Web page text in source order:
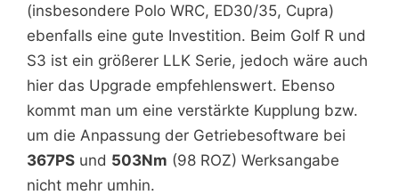
(insbesondere Polo WRC, ED30/35, Cupra)
ebenfalls eine gute Investition. Beim Golf R und
S3 ist ein größerer LLK Serie, jedoch wäre auch
hier das Upgrade empfehlenswert. Ebenso
kommt man um eine verstärkte Kupplung bzw.
um die Anpassung der Getriebesoftware bei
367PS und 503Nm (98 ROZ) Werksangabe
nicht mehr umhin.